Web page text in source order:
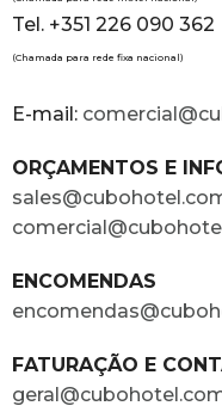
Tel. +351 226 090 362
(Chamada para rede fixa nacional)
E-mail:
ORÇAMENTOS E
ENCOMENDAS
FATURAÇÃO E